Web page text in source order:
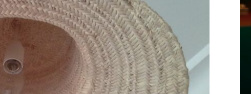
CHARGE MENTALE
Stress après le travail :
comment relâcher la pression
9 JANVIER 2026